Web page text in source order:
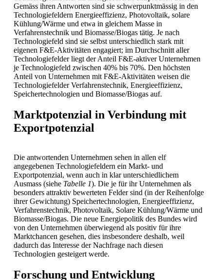
Gemäss ihren Antworten sind sie schwerpunktmässig in den
Technologiefeldern Energieeffizienz, Photovoltaik, solare
Kühlung/Wärme und etwa in gleichem Masse in
Verfahrenstechnik und Biomasse/Biogas tätig. Je nach
Technologiefeld sind sie selbst unterschiedlich stark mit
eigenen F&E-Aktivitäten engagiert; im Durchschnitt aller
Technologiefelder liegt der Anteil F&E-aktiver Unternehmen
je Technologiefeld zwischen 40% bis 70%. Den höchsten
Anteil von Unternehmen mit F&E-Aktivitäten weisen die
Technologiefelder Verfahrenstechnik, Energieeffizienz,
Speichertechnologien und Biomasse/Biogas auf.
Marktpotenzial in Verbindung mit
Exportpotenzial
Die antwortenden Unternehmen sehen in allen elf
angegebenen Technologiefeldern ein Markt- und
Exportpotenzial, wenn auch in klar unterschiedlichem
Ausmass (siehe Tabelle 1). Die je für ihr Unternehmen als
besonders attraktiv bewerteten Felder sind (in der Reihenfolge
ihrer Gewichtung) Speichertechnologien, Energieeffizienz,
Verfahrenstechnik, Photovoltaik, Solare Kühlung/Wärme und
Biomasse/Biogas. Die neue Energiepolitik des Bundes wird
von den Unternehmen überwiegend als positiv für ihre
Marktchancen gesehen, dies insbesondere deshalb, weil
dadurch das Interesse der Nachfrage nach diesen
Technologien gesteigert werde.
Forschung und Entwicklung